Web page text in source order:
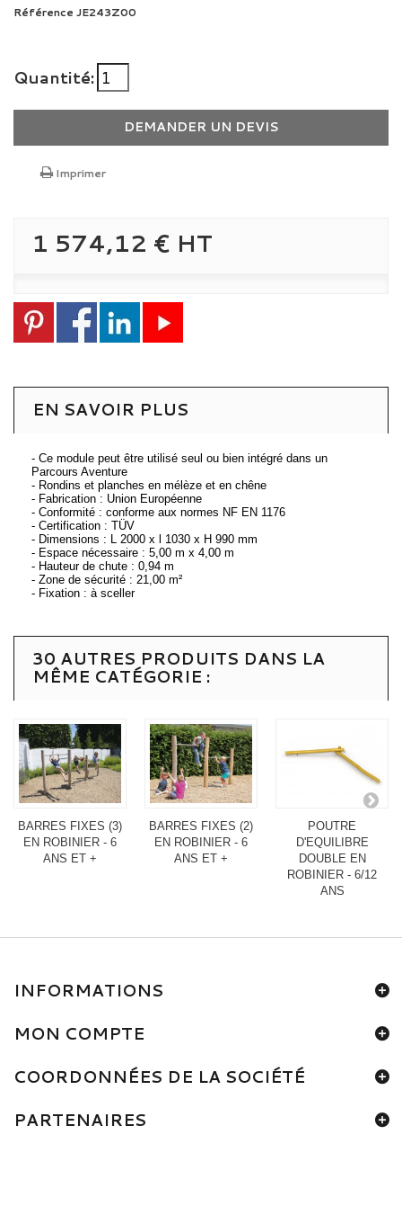
Référence JE243Z00
Quantité:
DEMANDER UN DEVIS
Imprimer
1 574,12 € HT
EN SAVOIR PLUS
- Ce module peut être utilisé seul ou bien intégré dans un
Parcours Aventure
- Rondins et planches en mélèze et en chêne
- Fabrication : Union Européenne
- Conformité : conforme aux normes NF EN 1176
- Certification : TÜV
- Dimensions : L 2000 x l 1030 x H 990 mm
- Espace nécessaire : 5,00 m x 4,00 m
- Hauteur de chute : 0,94 m
- Zone de sécurité : 21,00 m²
- Fixation : à sceller
30 AUTRES PRODUITS DANS LA
MÊME CATÉGORIE :
BARRES FIXES (3)
EN ROBINIER - 6
ANS ET +
BARRES FIXES (2)
EN ROBINIER - 6
ANS ET +
POUTRE
D'EQUILIBRE
DOUBLE EN
ROBINIER - 6/12
ANS
INFORMATIONS
MON COMPTE
COORDONNÉES DE LA SOCIÉTÉ
PARTENAIRES